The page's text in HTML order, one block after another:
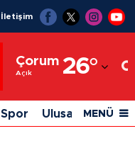
İletişim
Çorum
Açık 26°
Adıyaman
Afyonkarahisar
Ağrı
Spor Ulusal Siyaset
MENÜ